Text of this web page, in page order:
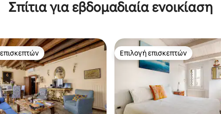
Σπίτια για εβδομαδιαία ενοικίαση
Επιλογή επισκεπτών
Επιλογή επισκεπτών